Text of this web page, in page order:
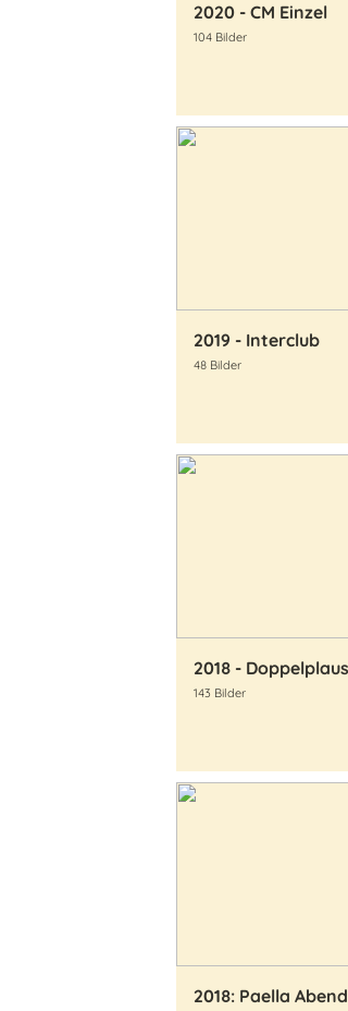
2020 - CM Einzel
104 Bilder
2019 - Interclub
48 Bilder
143 Bilder
2018: Paella Abend